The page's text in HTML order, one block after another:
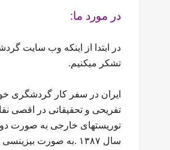
در مورد ما:
در ابتدا از اینکه وب سایت
تشکر میکنیم.
توریستهای خارجی به صورت
سال ۱۳۸۷ .
به صورت بیزینسی